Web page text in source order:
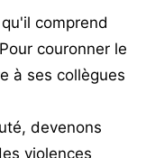
comprend
couronner le
à ses collègues
devenons
violences